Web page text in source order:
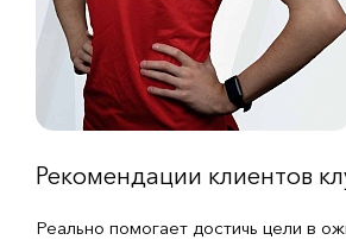
Рекомендации клиентов
Реально помогает достичь цели в